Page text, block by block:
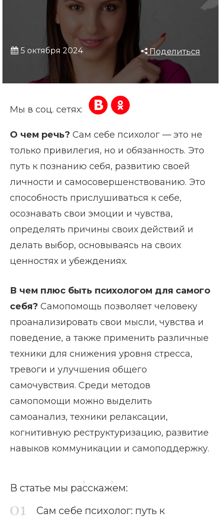
5 октября 2024 Поделиться
Мы в соц. сетях:
О чем речь? Сам себе психолог — это не
только привилегия, но и обязанность. Это
путь к познанию себя, развитию своей
личности и самосовершенствованию. Это
способность прислушиваться к себе,
осознавать свои эмоции и чувства,
определять причины своих действий и
делать выбор, основываясь на своих
ценностях и убеждениях.
В чем плюс быть психологом для самого
себя? Самопомощь позволяет человеку
проанализировать свои мысли, чувства и
поведение, а также применить различные
техники для снижения уровня стресса,
тревоги и улучшения общего
самочувствия. Среди методов
самопомощи можно выделить
самоанализ, техники релаксации,
когнитивную реструктуризацию, развитие
навыков коммуникации и самоподдержку.
В статье мы расскажем:
Сам себе психолог: путь к